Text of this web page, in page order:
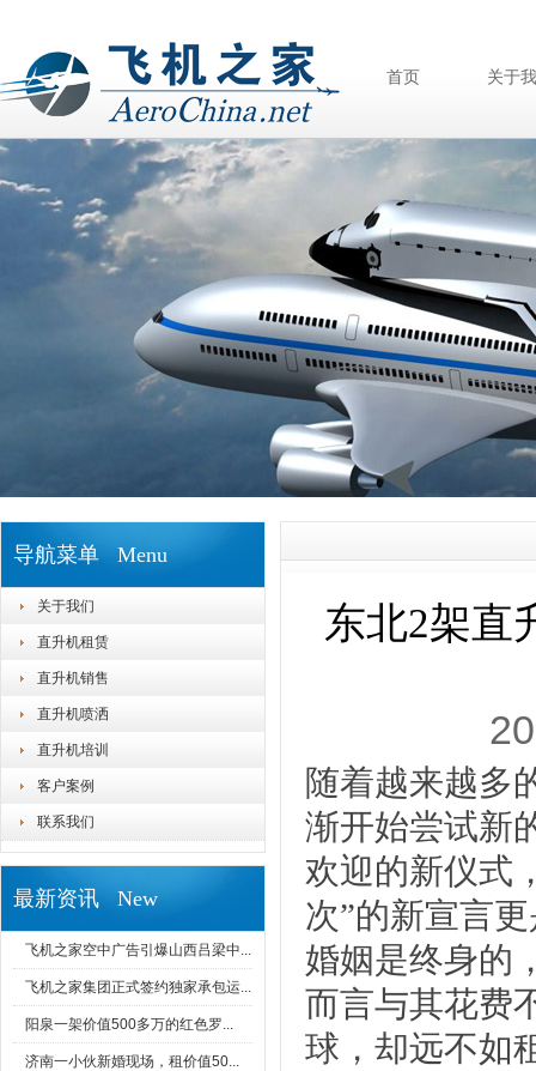
首页 关于
导航菜单 Menu
关于我们
直升机租赁
直升机销售
直升机喷洒
直升机培训
客户案例
联系我们
最新资讯 New
飞机之家空中广告引爆山西吕梁中...
飞机之家集团正式签约独家承包运...
阳泉一架价值500多万的红色罗...
济南一小伙新婚现场，租价值50...
东北2架直
随着越来越多
渐开始尝试新
欢迎的新仪式
次”的新宣言
婚姻是终身的
而言与其花费
球，却远不如